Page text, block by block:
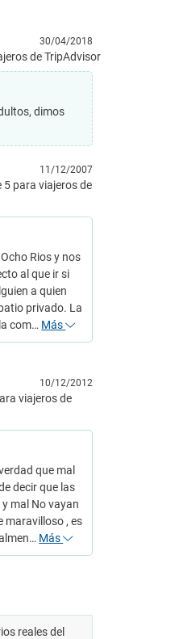
30/04/2018
dimos
11/12/2007
Rios y nos
al que ir si
a quien
privado. La
com… Más
10/12/2012
que mal
decir que las
mal No vayan
maravilloso , es
Más
reales del